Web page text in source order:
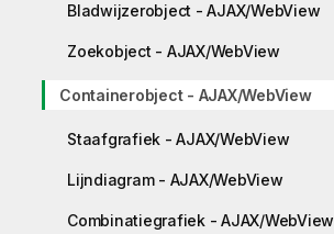
Bladwijzerobject - AJAX/WebView
Zoekobject - AJAX/WebView
Containerobject - AJAX/WebView
Staafgrafiek - AJAX/WebView
Lijndiagram - AJAX/WebView
Combinatiegrafiek - AJAX/WebView